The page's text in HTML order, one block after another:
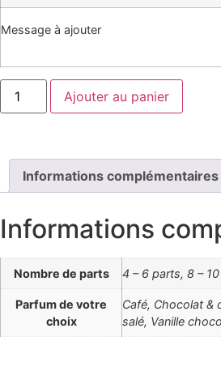
Message à ajouter
Ajouter au panier
Informations complémentaires
Informations
Nombre de parts 4 – 6 parts, 8 –
Parfum de votre
choix
Café, Chocolat &
salé, Vanille